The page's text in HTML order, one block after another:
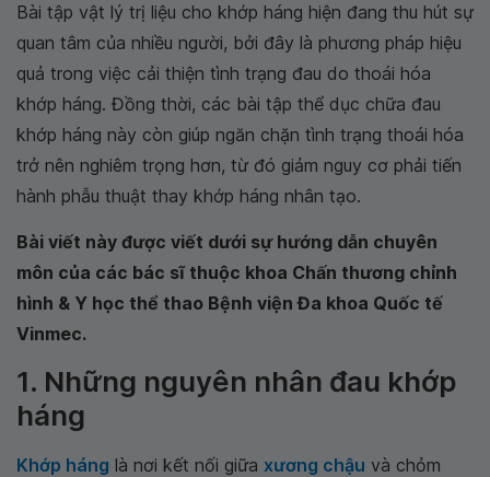
Bài tập vật lý trị liệu cho khớp háng hiện đang thu hút sự
quan tâm của nhiều người, bởi đây là phương pháp hiệu
quả trong việc cải thiện tình trạng đau do thoái hóa
khớp háng. Đồng thời, các bài tập thể dục chữa đau
khớp háng này còn giúp ngăn chặn tình trạng thoái hóa
trở nên nghiêm trọng hơn, từ đó giảm nguy cơ phải tiến
hành phẫu thuật thay khớp háng nhân tạo.
Bài viết này được viết dưới sự hướng dẫn chuyên
môn của các bác sĩ thuộc khoa Chấn thương chỉnh
hình & Y học thể thao Bệnh viện Đa khoa Quốc tế
Vinmec.
1. Những nguyên nhân đau khớp
háng
Khớp háng là nơi kết nối giữa xương chậu và chỏm